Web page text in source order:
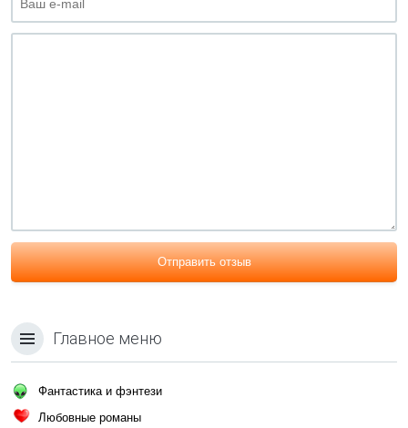
Отправить отзыв
Главное меню
Фантастика и фэнтези
Любовные романы